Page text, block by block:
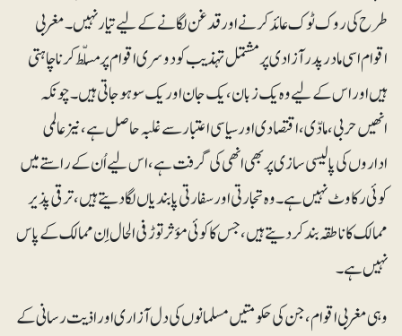
طرح کی روک ٹوک عائد کرنے اور قدغن لگانے کے لیے تیار نہیں۔ مغربی
اقوام ا سی مادر پدر آزاد ی پر مشتمل تہذیب کو دوسری اقوام پر مسلّط کرنا چاہتی
ہیں اور اس کے لیے وہ یک زبان ،یک جان اور یک سو ہوجاتی ہیں۔ چونکہ
انھیں حربی ، مادّی ، اقتصادی اور سیاسی اعتبار سے غلبہ حاصل ہے،نیز عالمی
اداروں کی پالیسی سازی پر بھی انھی کی گرفت ہے ، اس لیے اُن کے راستے میں
کوئی رکاوٹ نہیں ہے۔ وہ تجارتی اور سفارتی پابندیاں لگادیتے ہیں، ترقی پذیر
ممالک کا ناطقہ بند کردیتے ہیں، جس کا کوئی مؤثرتوڑ فی الحال اِن ممالک کے پاس
نہیں ہے۔
وہی مغربی اقوام، جن کی حکومتیں مسلمانوں کی دل آزاری اور اذیت رسانی کے